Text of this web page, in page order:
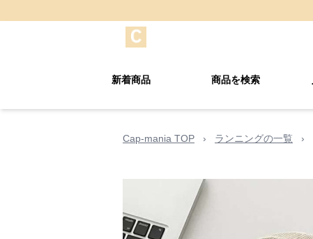
新着商品 商品を検索
Cap-mania TOP › ランニングの一覧 ›